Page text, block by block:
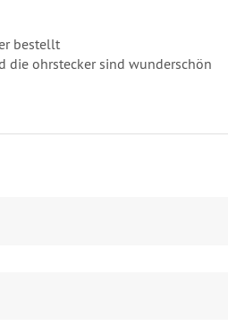
bestellt
ohrstecker sind wunderschön